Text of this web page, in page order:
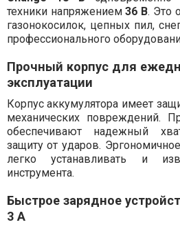
техники напряжением36 В. Это
газонокосилок, цепных пил,
профессионального
Прочный корпус для
эксплуатации
Корпус аккумулятора имеет
механических повреждений.
обеспечивают надежный
защиту от ударов.
легко устанавливать и
инструмента.
Быстрое зарядное
3 А